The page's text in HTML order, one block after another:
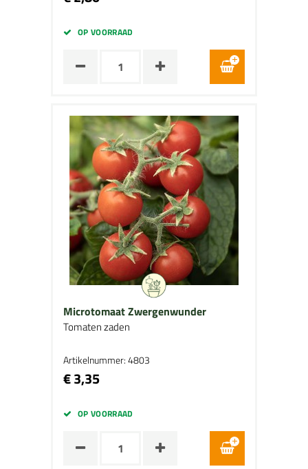
OP VOORRAAD
Microtomaat Zwergenwunder
Tomaten zaden
Artikelnummer: 4803
€ 3,35
OP VOORRAAD